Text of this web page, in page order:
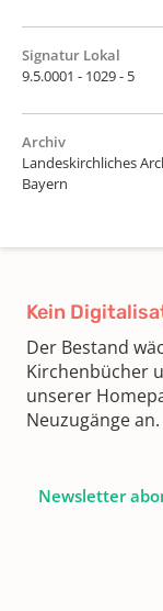
Signatur Lokal
9.5.0001 - 1029 - 5
Archiv
Landeskirchliches
Bayern
Kein
Der Bestand
Kirchenbücher
unserer
Neuzugänge an.
Newsletter